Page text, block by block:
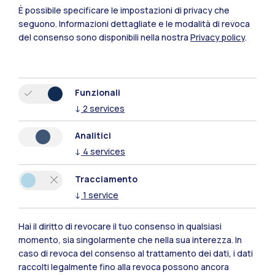
Cremona
Lecco
Piacenza
Naviga il sito
Risorse
Contattaci
È possibile specificare le impostazioni di privacy che
seguono. Informazioni dettagliate e le modalità di revoca
del consenso sono disponibili nella nostra Privacy policy.
Funzionali
↓ 2 services
Analitici
↓ 4 services
Tracciamento
↓ 1 service
Hai il diritto di revocare il tuo consenso in qualsiasi
momento, sia singolarmente che nella sua interezza. In
caso di revoca del consenso al trattamento dei dati, i dati
raccolti legalmente fino alla revoca possono ancora